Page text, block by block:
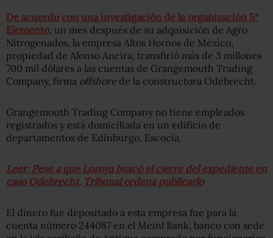
De acuerdo con una investigación de la organización 5°
Elemento , un mes después de su adquisición de Agro
Nitrogenados, la empresa Altos Hornos de México,
propiedad de Alonso Ancira, transfirió más de 3 millones
700 mil dólares a las cuentas de Grangemouth Trading
Company, firma offshore de la constructora Odebrecht.
Grangemouth Trading Company no tiene empleados
registrados y está domiciliada en un edificio de
departamentos de Edinburgo, Escocia.
Leer: Pese a que Lozoya buscó el cierre del expediente en
caso Odebrecht, Tribunal ordena publicarlo
El dinero fue depositado a esta empresa fue para la
cuenta número 244087 en el Meinl Bank, banco con sede